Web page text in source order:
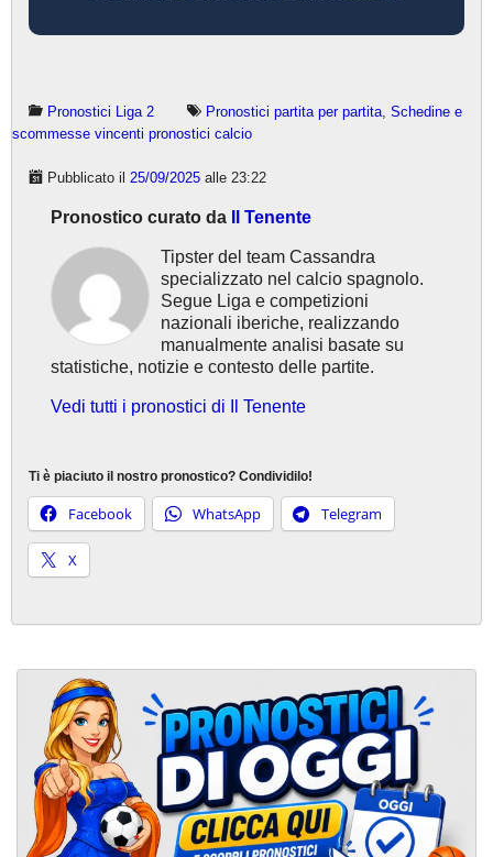
Pronostici Liga 2 Pronostici partita per partita Schedine e
scommesse vincenti pronostici calcio
Pubblicato il 25/09/2025 alle 23:22
Pronostico curato da Il Tenente
Tipster del team Cassandra
specializzato nel calcio spagnolo.
Segue Liga e competizioni
nazionali iberiche, realizzando
manualmente analisi basate su
statistiche, notizie e contesto delle partite.
Vedi tutti i pronostici di Il Tenente
Ti è piaciuto il nostro pronostico? Condividilo!
Facebook WhatsApp Telegram
X